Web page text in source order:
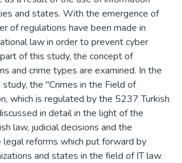
and states. With the emergence of
of regulations have been made in
law in order to prevent cyber
of this study, the concept of
and crime types are examined. In the
the "Crimes in the Field of
which is regulated by the 5237 Turkish
in detail in the light of the
law, judicial decisions and the
legal reforms which put forward by
and states in the field of IT law.